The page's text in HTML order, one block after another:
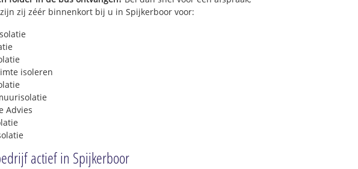
zij zéér binnenkort bij u in Spijkerboor voor:
isoleren
Advies
actief in Spijkerboor